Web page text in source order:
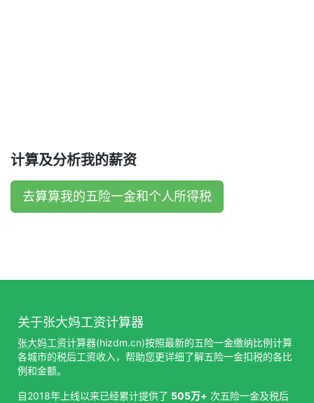
计算及分析我的薪资
去算算我的五险一金和个人所得税
关于张大妈工资计算器
张大妈工资计算器(hizdm.cn)按照最新的五险一金缴纳比例计算
各城市的税后工资收入，帮助您更详细了解五险一金扣税的各比
例和金额。
自2018年上线以来已经累计提供了 505万+ 次五险一金及税后